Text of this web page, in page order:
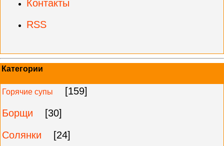
Контакты
RSS
Категории
Горячие супы
[159]
Борщи
[30]
Солянки
[24]